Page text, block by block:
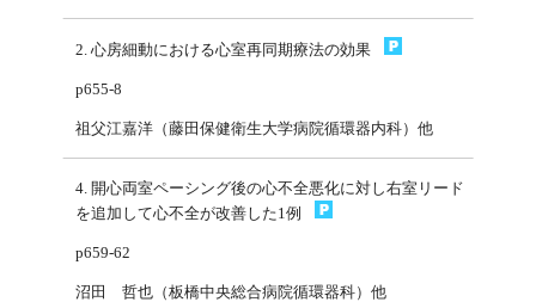
2. 心房細動における心室再同期療法の効果
p655-8
祖父江嘉洋（藤田保健衛生大学病院循環器内科）他
4. 開心両室ペーシング後の心不全悪化に対し右室リード
を追加して心不全が改善した1例
p659-62
沼田 哲也（板橋中央総合病院循環器科）他